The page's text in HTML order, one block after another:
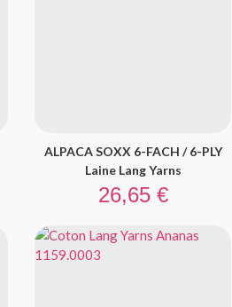
ALPACA SOXX 6-FACH / 6-PLY
Laine Lang Yarns
Prix
26,65 €